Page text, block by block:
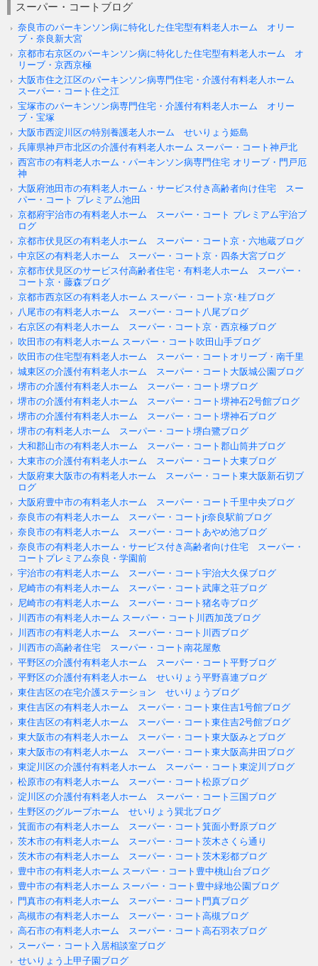
スーパー・コートブログ
奈良市のパーキンソン病に特化した住宅型有料老人ホーム オリー
ブ・奈良新大宮
京都市右京区のパーキンソン病に特化した住宅型有料老人ホーム オ
リーブ・京西京極
大阪市住之江区のパーキンソン病専門住宅・介護付有料老人ホーム
スーパー・コート住之江
宝塚市のパーキンソン病専門住宅・介護付有料老人ホーム オリー
ブ・宝塚
大阪市西淀川区の特別養護老人ホーム せいりょう姫島
兵庫県神戸市北区の介護付有料老人ホーム スーパー・コート神戸北
西宮市の有料老人ホーム・パーキンソン病専門住宅 オリーブ・門戸厄
神
大阪府池田市の有料老人ホーム・サービス付き高齢者向け住宅 スー
パー・コート プレミアム池田
京都府宇治市の有料老人ホーム スーパー・コート プレミアム宇治ブ
ログ
京都市伏見区の有料老人ホーム スーパー・コート京・六地蔵ブログ
中京区の有料老人ホーム スーパー・コート京・四条大宮ブログ
京都市伏見区のサービス付高齢者住宅・有料老人ホーム スーパー・
コート京・藤森ブログ
京都市西京区の有料老人ホーム スーパー・コート京･桂ブログ
八尾市の有料老人ホーム スーパー・コート八尾ブログ
右京区の有料老人ホーム スーパー・コート京・西京極ブログ
吹田市の有料老人ホーム スーパー・コート吹田山手ブログ
吹田市の住宅型有料老人ホーム スーパー・コートオリーブ・南千里
城東区の介護付有料老人ホーム スーパー・コート大阪城公園ブログ
堺市の介護付有料老人ホーム スーパー・コート堺ブログ
堺市の介護付有料老人ホーム スーパー・コート堺神石2号館ブログ
堺市の介護付有料老人ホーム スーパー・コート堺神石ブログ
堺市の有料老人ホーム スーパー・コート堺白鷺ブログ
大和郡山市の有料老人ホーム スーパー・コート郡山筒井ブログ
大東市の介護付有料老人ホーム スーパー・コート大東ブログ
大阪府東大阪市の有料老人ホーム スーパー・コート東大阪新石切ブ
ログ
大阪府豊中市の有料老人ホーム スーパー・コート千里中央ブログ
奈良市の有料老人ホーム スーパー・コートjr奈良駅前ブログ
奈良市の有料老人ホーム スーパー・コートあやめ池ブログ
奈良市の有料老人ホーム・サービス付き高齢者向け住宅 スーパー・
コートプレミアム奈良・学園前
宇治市の有料老人ホーム スーパー・コート宇治大久保ブログ
尼崎市の有料老人ホーム スーパー・コート武庫之荘ブログ
尼崎市の有料老人ホーム スーパー・コート猪名寺ブログ
川西市の有料老人ホーム スーパー・コート川西加茂ブログ
川西市の有料老人ホーム スーパー・コート川西ブログ
川西市の高齢者住宅 スーパー・コート南花屋敷
平野区の介護付有料老人ホーム スーパー・コート平野ブログ
平野区の介護付有料老人ホーム せいりょう平野喜連ブログ
東住吉区の在宅介護ステーション せいりょうブログ
東住吉区の有料老人ホーム スーパー・コート東住吉1号館ブログ
東住吉区の有料老人ホーム スーパー・コート東住吉2号館ブログ
東大阪市の有料老人ホーム スーパー・コート東大阪みとブログ
東大阪市の有料老人ホーム スーパー・コート東大阪高井田ブログ
東淀川区の介護付有料老人ホーム スーパー・コート東淀川ブログ
松原市の有料老人ホーム スーパー・コート松原ブログ
淀川区の介護付有料老人ホーム スーパー・コート三国ブログ
生野区のグループホーム せいりょう巽北ブログ
箕面市の有料老人ホーム スーパー・コート箕面小野原ブログ
茨木市の有料老人ホーム スーパー・コート茨木さくら通り
茨木市の有料老人ホーム スーパー・コート茨木彩都ブログ
豊中市の有料老人ホーム スーパー・コート豊中桃山台ブログ
豊中市の有料老人ホーム スーパー・コート豊中緑地公園ブログ
門真市の有料老人ホーム スーパー・コート門真ブログ
高槻市の有料老人ホーム スーパー・コート高槻ブログ
高石市の有料老人ホーム スーパー・コート高石羽衣ブログ
スーパー・コート入居相談室ブログ
せいりょう上甲子園ブログ